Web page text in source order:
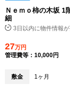
Ｎｅｍｏ柿の木坂 1
細
3日以内に物件情報
27万円
管理費等：10,000円
敷金 1ヶ月